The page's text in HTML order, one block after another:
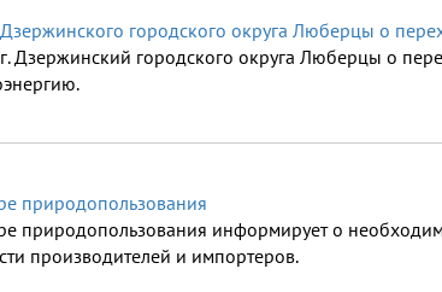
городского округа Люберцы о
Дзержинский городского округа Люберцы о
природопользования
природопользования информирует о
производителей и импортеров.